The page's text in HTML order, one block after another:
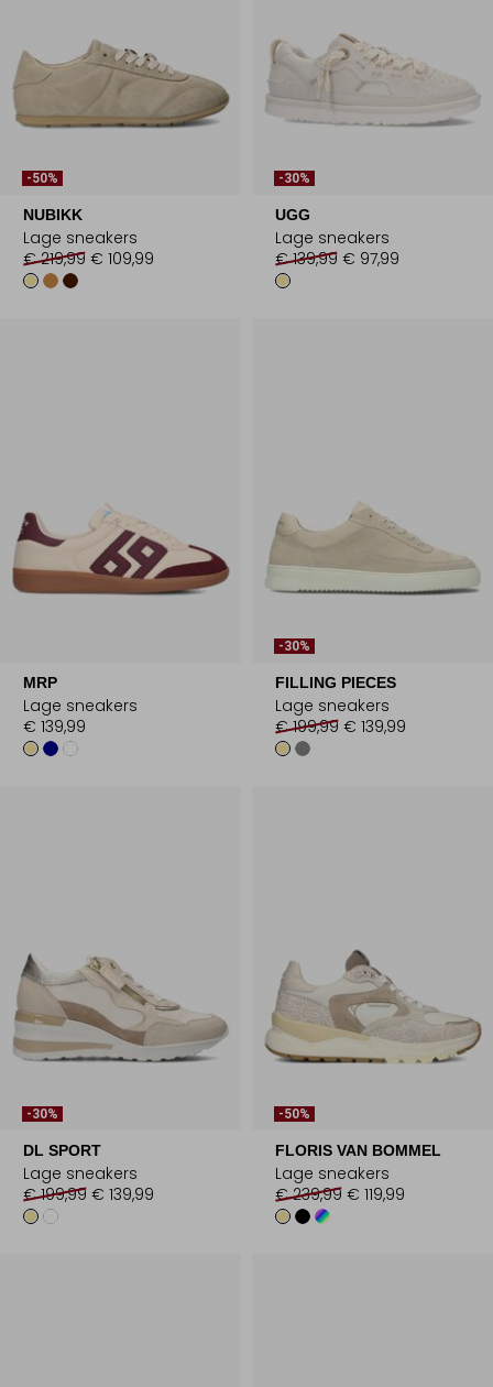
-50%
NUBIKK
Lage sneakers
€ 219,99 € 109,99
-30%
UGG
Lage sneakers
€ 139,99 € 97,99
MRP
Lage sneakers
€ 139,99
-30%
FILLING PIECES
Lage sneakers
€ 199,99 € 139,99
-30%
DL SPORT
Lage sneakers
€ 199,99 € 139,99
-50%
FLORIS VAN BOMMEL
Lage sneakers
€ 239,99 € 119,99